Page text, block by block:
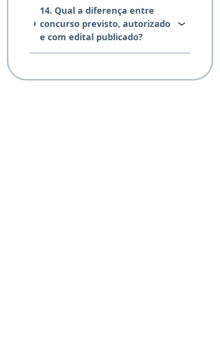
14. Qual a diferença entre
concurso previsto, autorizado
e com edital publicado?